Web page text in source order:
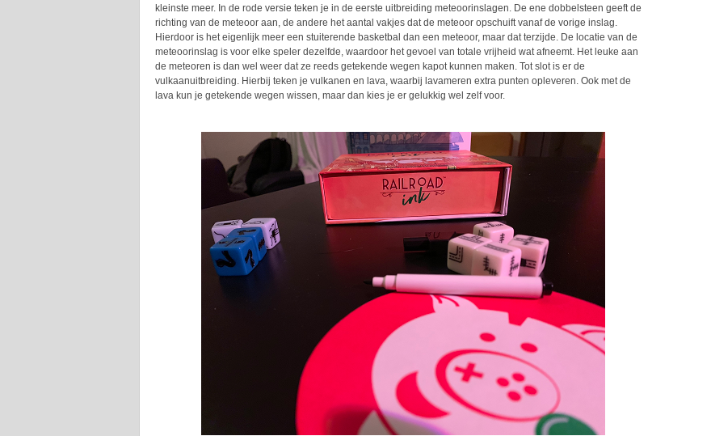
kleinste meer. In de rode versie teken je in de eerste uitbreiding meteoorinslagen. De ene dobbelsteen geeft de
richting van de meteoor aan, de andere het aantal vakjes dat de meteoor opschuift vanaf de vorige inslag.
Hierdoor is het eigenlijk meer een stuiterende basketbal dan een meteoor, maar dat terzijde. De locatie van de
meteoorinslag is voor elke speler dezelfde, waardoor het gevoel van totale vrijheid wat afneemt. Het leuke aan
de meteoren is dan wel weer dat ze reeds getekende wegen kapot kunnen maken. Tot slot is er de
vulkaanuitbreiding. Hierbij teken je vulkanen en lava, waarbij lavameren extra punten opleveren. Ook met de
lava kun je getekende wegen wissen, maar dan kies je er gelukkig wel zelf voor.